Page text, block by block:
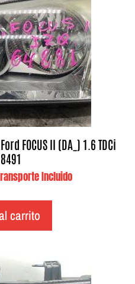
FOCUS II (DA_) 1.6 TDCi
Incluido
carrito